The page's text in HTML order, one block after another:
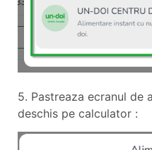
5. Pastreaza ecranul de
deschis pe calculator :